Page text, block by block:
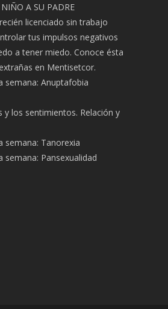
A SU PADRE
licenciado sin trabajo
tus impulsos negativos
a tener miedo. Conoce ésta
en Mentisetcor.
semana: Anuptafobia
y los sentimientos. Relación y
semana: Tanorexia
semana: Pansexualidad